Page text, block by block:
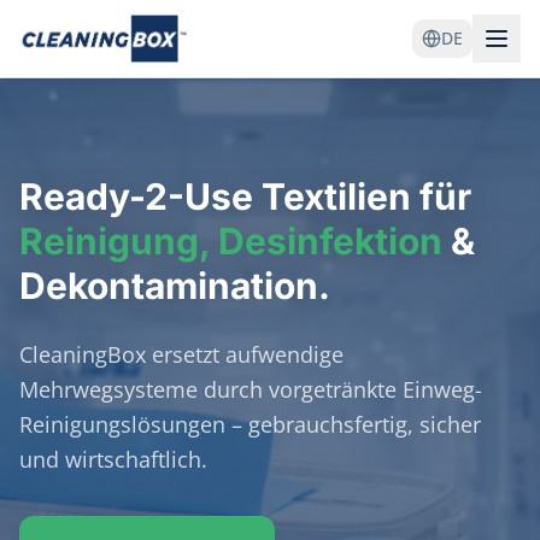
DE
Ready-2-Use Textilien für
Reinigung, Desinfektion &
Dekontamination.
CleaningBox ersetzt aufwendige
Mehrwegsysteme durch vorgetränkte Einweg-
Reinigungslösungen – gebrauchsfertig, sicher
und wirtschaftlich.